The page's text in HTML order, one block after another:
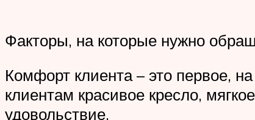
Факторы, на которые нужно
Комфорт клиента – это первое,
клиентам красивое кресло,
удовольствие.